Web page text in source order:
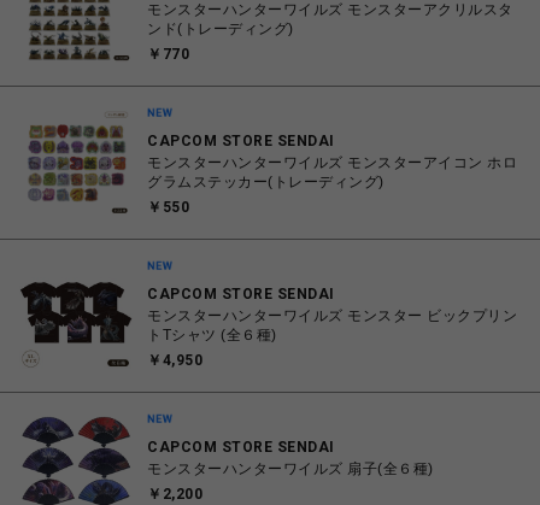
モンスターハンターワイルズ モンスターアクリルスタ
ンド(トレーディング)
￥770
CAPCOM STORE SENDAI
モンスターハンターワイルズ モンスターアイコン ホロ
グラムステッカー(トレーディング)
￥550
CAPCOM STORE SENDAI
モンスターハンターワイルズ モンスター ビックプリン
トTシャツ (全６種)
￥4,950
CAPCOM STORE SENDAI
モンスターハンターワイルズ 扇子(全６種)
￥2,200